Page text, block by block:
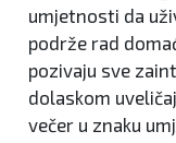
umjetnosti da
podrže rad
pozivaju sve
dolaskom
večer u znaku